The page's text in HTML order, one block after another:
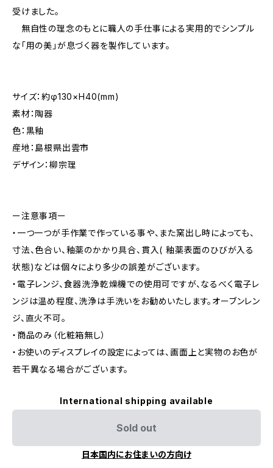
受けました。
無自性の理念のもとに職人の手仕事による実用的でシンプル
な「用の美」が息づく器を製作しています。
サイズ：約φ130×H40(mm)
素材：陶器
色：黒釉
産地：島根県出雲市
デザイン：柳宗理
ー注意事項ー
・一つ一つが手作業で作っている事や、また窯出し時によっても、
寸法、色合い、釉薬のかかり具合、貫入( 釉薬表面のひびが入る
状態)などは個々により多少の誤差がございます。
・電子レンジ、食器洗浄乾燥機での使用可ですが、なるべく電子レ
ンジは温め程度、洗浄は手洗いをお勧めいたします。オーブンレン
ジ、直火不可。
・商品のみ（化粧箱無し）
・お使いのディスプレイの設定によっては、画面上と実物のお色が
若干異なる場合がございます。
International shipping available
Sold out
日本国内にお住まいの方向け